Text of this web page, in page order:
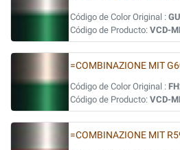
Código de Color Original :
Código de Producto: VCD-
=COMBINAZIONE MIT
Código de Color Original :
Código de Producto: VCD-
=COMBINAZIONE MIT